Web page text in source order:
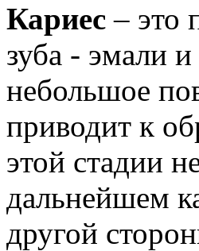
Кариес – это
зуба - эмали
небольшое
приводит к
этой стадии
дальнейшем
другой